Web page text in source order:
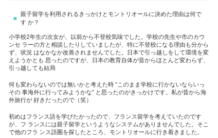
親子留学を利用されるきっかけとモントリオールに決めた理由は何で
す か？
小学校2年生の次女が、以前から不登校気味でした。学校の先生や市のカウ
ンセ ラーの方と相談したりしていましたが、特に不登校になる理由も分から
ず、状況 はなかなか改善されませんでした。日本で引っ越しをして環境を変
えようかとも 思ったのですが、日本の教育自体が昔からほとんど変わらず、
引っ越しても結局
何も変わらないのでは無いかと考えた時 “このまま学校に行かないならいっ
その 事海外に行ってみようかな” と思ったのがきっかけです。私が昔から海
外旅行が 好きだったので（笑）
初めはフランス語を学びたかったので、フランス留学を考えていたのです
が、フ ランスには親子留学というようなシステムがありませんでした。そこ
で他のフラ ンス語圏を探したところ、モントリオールに行き着きました。